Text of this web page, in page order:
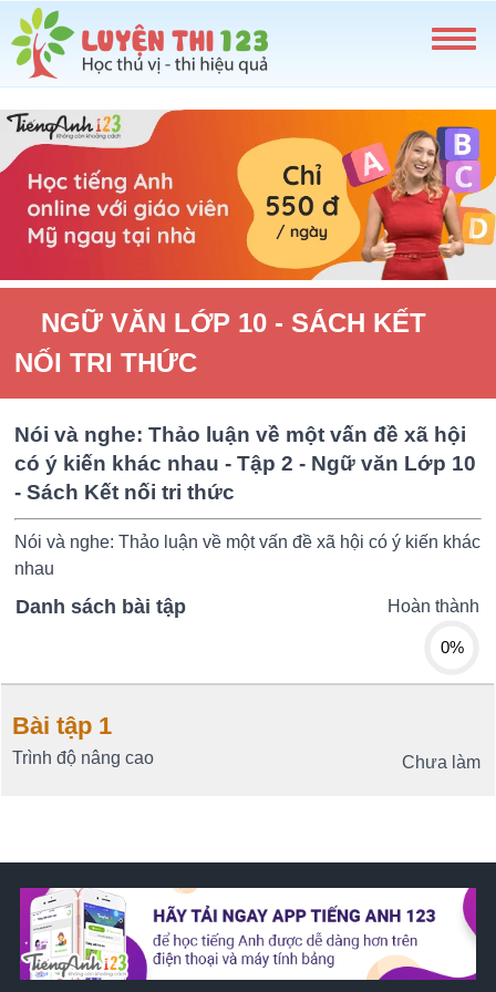
NGỮ VĂN LỚP 10 - SÁCH KẾT
NỐI TRI THỨC
Nói và nghe: Thảo luận về một vấn đề xã hội
có ý kiến khác nhau - Tập 2 - Ngữ văn Lớp 10
- Sách Kết nối tri thức
Nói và nghe: Thảo luận về một vấn đề xã hội có ý kiến khác
nhau
Danh sách bài tập Hoàn thành
0%
Bài tập 1
Chưa làm
Trình độ nâng cao